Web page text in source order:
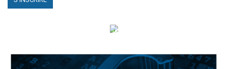
الهياكل الخاضعة لقانون النفاذ إلى المعلومة